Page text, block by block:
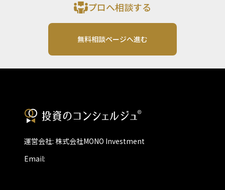
プロへ相談する
無料相談ページへ進む
運営会社: 株式会社MONO Investment
Email: